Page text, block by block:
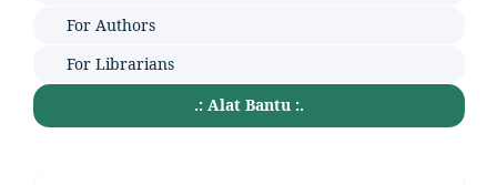
For Authors
For Librarians
.: Alat Bantu :.